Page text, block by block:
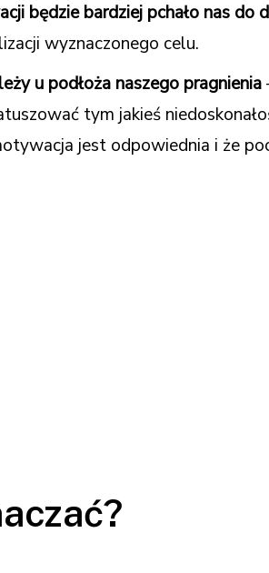
będzie bardziej pchało nas do
wyznaczonego celu.
u podłoża naszego pragnienia
tym jakieś
jest odpowiednia i że